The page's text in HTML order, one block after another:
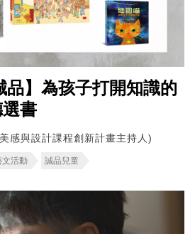
品】為孩子打開知識的
書
感與設計課程創新計畫主持人)
文活動 誠品兒童